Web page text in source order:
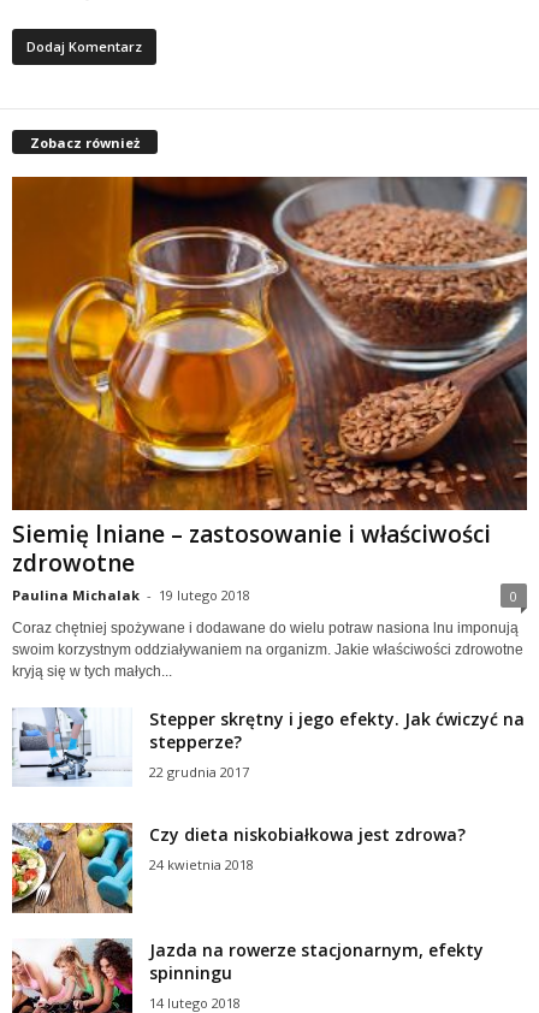
Zobacz również
Siemię lniane – zastosowanie i właściwości
zdrowotne
Paulina Michalak - 19 lutego 2018 0
Coraz chętniej spożywane i dodawane do wielu potraw nasiona lnu imponują
swoim korzystnym oddziaływaniem na organizm. Jakie właściwości zdrowotne
kryją się w tych małych...
Stepper skrętny i jego efekty. Jak ćwiczyć na
stepperze?
22 grudnia 2017
Czy dieta niskobiałkowa jest zdrowa?
24 kwietnia 2018
Jazda na rowerze stacjonarnym, efekty
spinningu
14 lutego 2018